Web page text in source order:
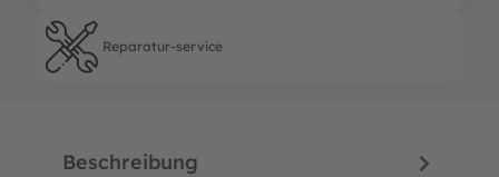
Reparatur-service
Reparatur-service
Beschreibung